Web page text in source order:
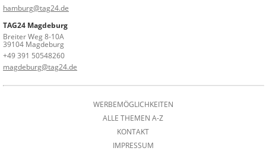
hamburg@tag24.de
TAG24 Magdeburg
Breiter Weg 8-10A
39104 Magdeburg
+49 391 50548260
magdeburg@tag24.de
WERBEMÖGLICHKEITEN
ALLE THEMEN A-Z
KONTAKT
IMPRESSUM